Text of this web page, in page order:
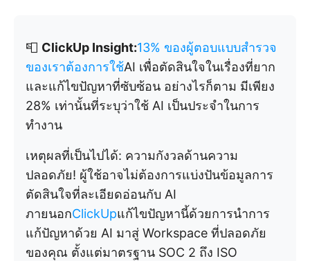
📮 ClickUp Insight:13% ของผู้ตอบแบบสำรวจ
ของเราต้องการใช้AI เพื่อตัดสินใจในเรื่องที่ยาก
และแก้ไขปัญหาที่ซับซ้อน อย่างไรก็ตาม มีเพียง
28% เท่านั้นที่ระบุว่าใช้ AI เป็นประจำในการ
ทำงาน
เหตุผลที่เป็นไปได้: ความกังวลด้านความ
ปลอดภัย! ผู้ใช้อาจไม่ต้องการแบ่งปันข้อมูลการ
ตัดสินใจที่ละเอียดอ่อนกับ AI
ภายนอกClickUpแก้ไขปัญหานี้ด้วยการนำการ
แก้ปัญหาด้วย AI มาสู่ Workspace ที่ปลอดภัย
ของคุณ ตั้งแต่มาตรฐาน SOC 2 ถึง ISO